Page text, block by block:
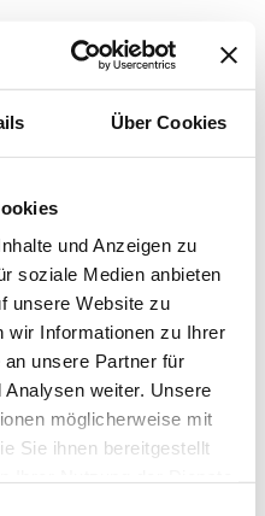
Über Cookies
und Anzeigen zu
soziale Medien anbieten
unsere Website zu
wir Informationen zu Ihrer
unsere Partner für
weiter. Unsere
möglicherweise mit
Sie ihnen bereitgestellt